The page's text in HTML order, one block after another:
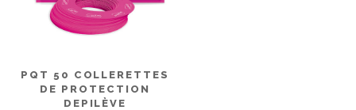
PQT 50 COLLERETTES
DE PROTECTION
DEPILÈVE